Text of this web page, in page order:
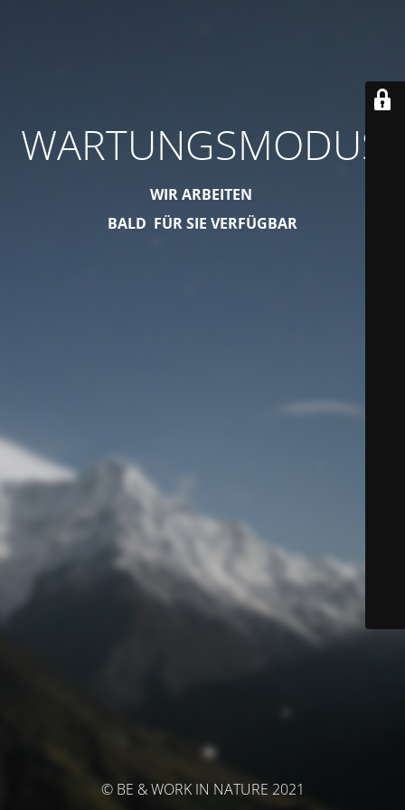
WARTUNGSMODUS
WIR ARBEITEN
BALD FÜR SIE VERFÜGBAR
© BE & WORK IN NATURE 2021